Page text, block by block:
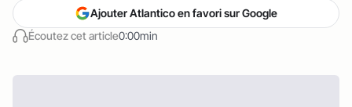
Écoutez cet article0:00min
Ajouter Atlantico en favori sur Google